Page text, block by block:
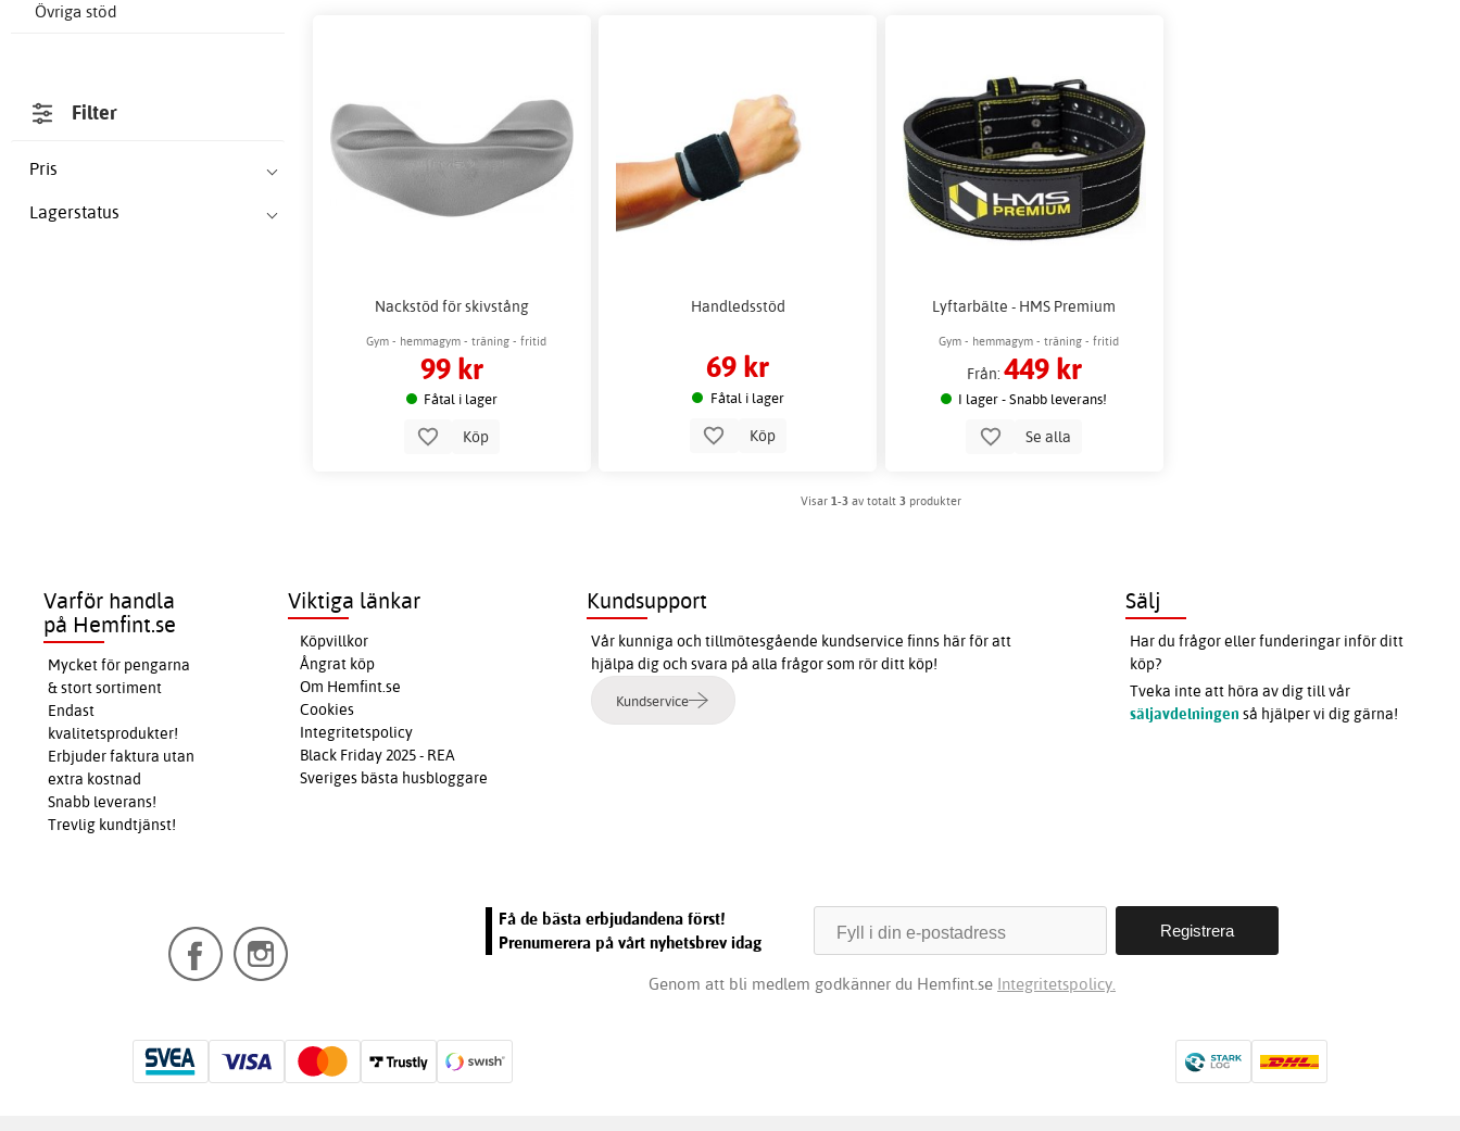
Övriga stöd
Filter
Pris
Lagerstatus
Nackstöd för skivstång
Gym - hemmagym - träning - fritid
99 kr
Fåtal i lager
Köp
Handledsstöd
69 kr
Fåtal i lager
Köp
Lyftarbälte - HMS Premium
Gym - hemmagym - träning - fritid
Från: 449 kr
I lager - Snabb leverans!
Se alla
Visar1-3 av totalt3 produkter
Varför handla
på Hemfint.se
Mycket för pengarna
& stort sortiment
Endast
kvalitetsprodukter!
Erbjuder faktura utan
extra kostnad
Snabb leverans!
Trevlig kundtjänst!
Viktiga länkar
Köpvillkor
Ångrat köp
Om Hemfint.se
Cookies
Integritetspolicy
Black Friday 2025 - REA
Sveriges bästa husbloggare
Kundsupport
Vår kunniga och tillmötesgående kundservice finns här för att
hjälpa dig och svara på alla frågor som rör ditt köp!
Kundservice
Sälj
Har du frågor eller funderingar inför ditt
köp?
Tveka inte att höra av dig till vår
säljavdelningen så hjälper vi dig gärna!
Få de bästa erbjudandena först!
Prenumerera på vårt nyhetsbrev idag
Genom att bli medlem godkänner du Hemfint.se Integritetspolicy.